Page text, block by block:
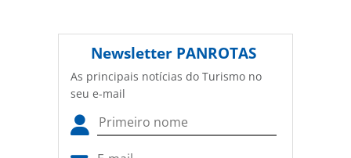
Newsletter PANROTAS
As principais notícias do Turismo no
seu e-mail